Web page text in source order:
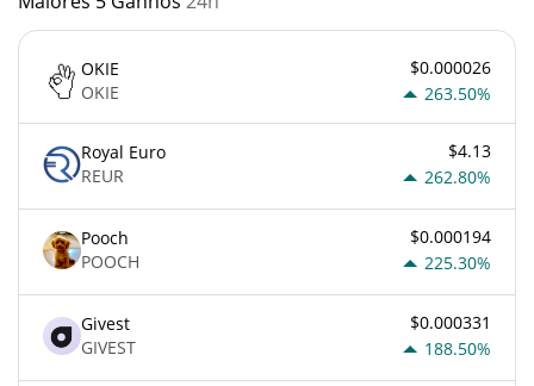
OKIE
OKIE
$0.000026
263.50%
Royal Euro
REUR
$4.13
262.80%
Pooch
POOCH
$0.000194
225.30%
Givest
GIVEST
$0.000331
188.50%